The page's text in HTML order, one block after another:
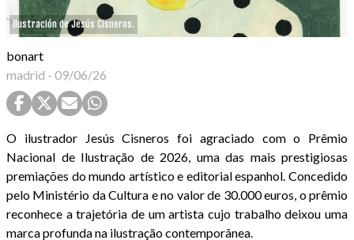
Ilustración de Jesús Cisneros.
bonart
madrid - 09/06/26
O ilustrador Jesús Cisneros foi agraciado com o Prêmio
Nacional de Ilustração de 2026, uma das mais prestigiosas
premiações do mundo artístico e editorial espanhol. Concedido
pelo Ministério da Cultura e no valor de 30.000 euros, o prêmio
reconhece a trajetória de um artista cujo trabalho deixou uma
marca profunda na ilustração contemporânea.